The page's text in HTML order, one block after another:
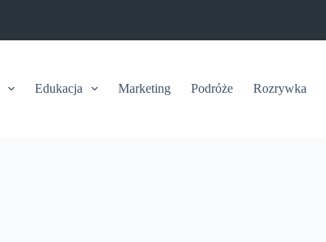
Edukacja Marketing Podróże Rozrywka